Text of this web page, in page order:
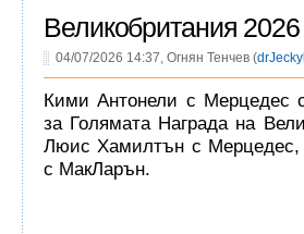
Великобритания
04/07/2026 14:37, Огнян Тенчев (drJeckyll
Кими Антонели с Мерцедес
за Голямата Награда на
Люис Хамилтън с
с МакЛарън.